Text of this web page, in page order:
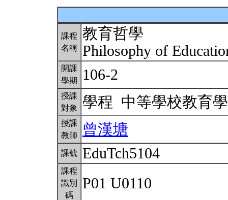
課程
名稱
教育哲學
Philosophy of
開課
學期
106-2
授課
對象
學程 中等學校教育
授課
教師
曾漢塘
課號 EduTch5104
課程
識別
碼
P01 U0110